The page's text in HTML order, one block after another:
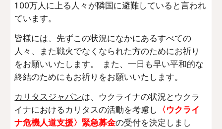
100万人に上る人々が隣国に避難していると言われ
ています。
皆様には、先ずこの状況になかにあるすべての
人々、また戦火でなくなられた方のためにお祈り
をお願いいたします。 また、一日も早い平和的な
終結のためにもお祈りをお願いいたします。
カリタスジャパンは、ウクライナの状況とウクラ
イナにおけるカリタスの活動を考慮し 〈ウクライ
ナ危機人道支援〉緊急募金の受付を決定しまし